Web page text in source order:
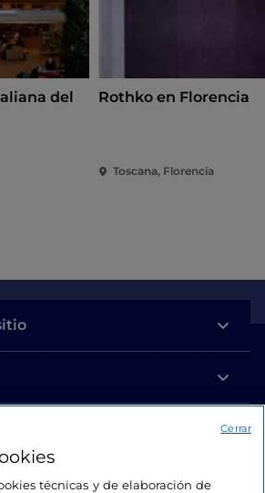
del
Rothko en Florencia
Toscana, Florencia
técnicas y de elaboración de
Cerrar